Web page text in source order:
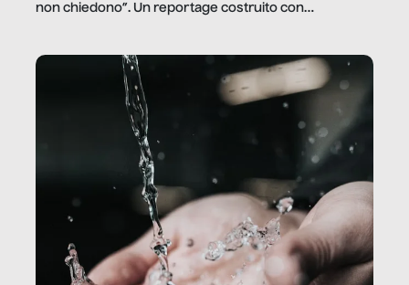
non chiedono”. Un reportage costruito con